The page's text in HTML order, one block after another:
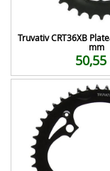
Truvativ CRT36XB
mm